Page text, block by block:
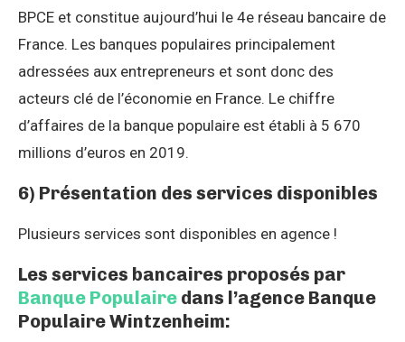
BPCE et constitue aujourd’hui le 4e réseau bancaire de
France. Les banques populaires principalement
adressées aux entrepreneurs et sont donc des
acteurs clé de l’économie en France. Le chiffre
d’affaires de la banque populaire est établi à 5 670
millions d’euros en 2019.
6) Présentation des services disponibles
Plusieurs services sont disponibles en agence !
Les services bancaires proposés par
Banque Populaire dans l’agence Banque
Populaire Wintzenheim: